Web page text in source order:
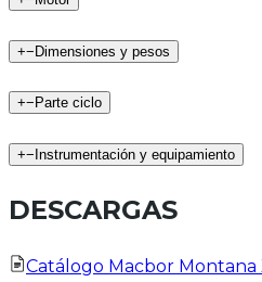
+− Dimensiones y pesos
+− Parte ciclo
+− Instrumentación y equipamiento
DESCARGAS
Catálogo Macbor Montana